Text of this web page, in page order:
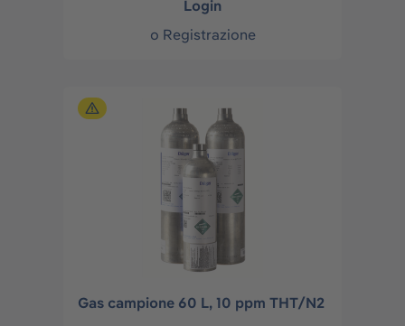
Login
o Registrazione
Gas campione 60 L, 10 ppm THT/N2